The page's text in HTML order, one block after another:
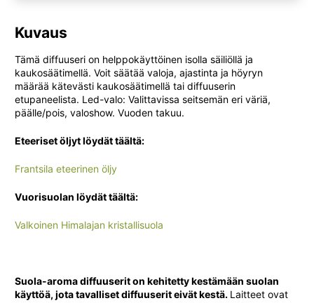
Kuvaus
Tämä diffuuseri on helppokäyttöinen isolla säiliöllä ja
kaukosäätimellä. Voit säätää valoja, ajastinta ja höyryn
määrää kätevästi kaukosäätimellä tai diffuuserin
etupaneelista. Led-valo: Valittavissa seitsemän eri väriä,
päälle/pois, valoshow. Vuoden takuu.
Eteeriset öljyt löydät täältä:
Frantsila eteerinen öljy
Vuorisuolan löydät täältä:
Valkoinen Himalajan kristallisuola
Suola-aroma diffuuserit on kehitetty kestämään suolan
käyttöä, jota tavalliset diffuuserit eivät kestä. Laitteet ovat